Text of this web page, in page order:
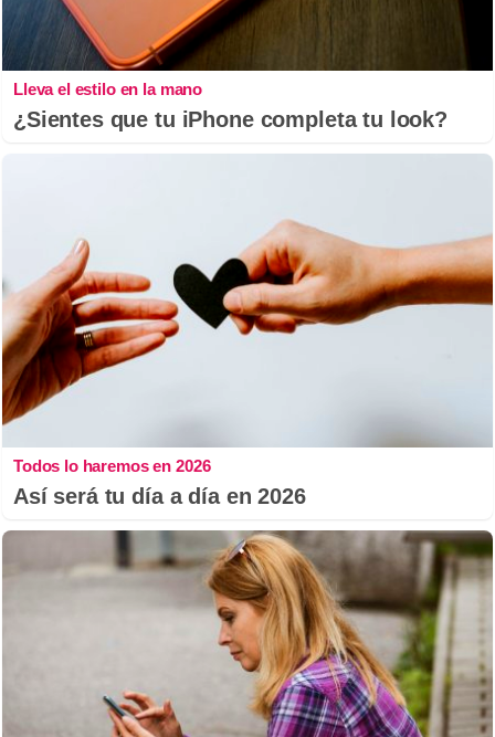
Lleva el estilo en la mano
¿Sientes que tu iPhone completa tu look?
Todos lo haremos en 2026
Así será tu día a día en 2026